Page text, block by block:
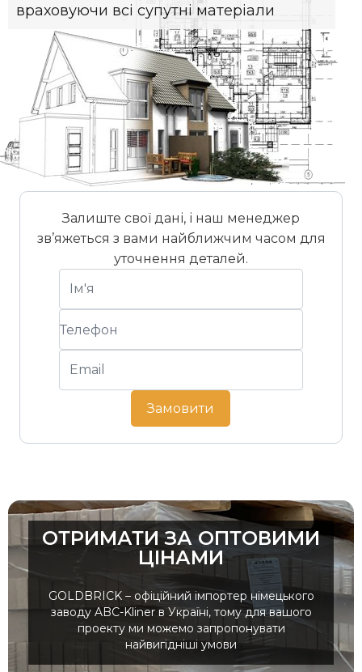
враховуючи всі супутні матеріали
Залиште свої дані, і наш менеджер
зв’яжеться з вами найближчим часом для
уточнення деталей.
Замовити
ОТРИМАТИ ЗА ОПТОВИМИ
ЦІНАМИ
GOLDBRICK – офіційний імпортер німецького
заводу ABC-Kliner в Україні, тому для вашого
проекту ми можемо запропонувати
найвигідніші умови